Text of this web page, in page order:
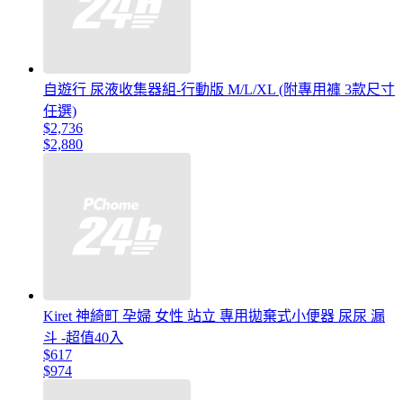
自遊行 尿液收集器組-行動版 M/L/XL (附專用褲 3款尺寸
任選)
$2,736
$2,880
Kiret 神綺町 孕婦 女性 站立 專用拋棄式小便器 尿尿 漏
斗 -超值40入
$617
$974